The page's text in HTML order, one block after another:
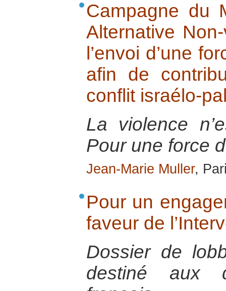
Campagne du
Alternative
l’envoi d’une
afin de
conflit israélo-
La violence
Pour une force
Jean-Marie Muller,
Pour un
faveur de
Dossier de
destiné aux